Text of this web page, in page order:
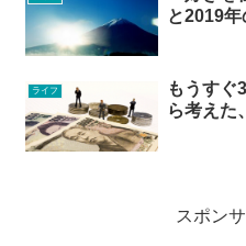
と2019年
ライフ
もうすぐ
ら考えた
スポン